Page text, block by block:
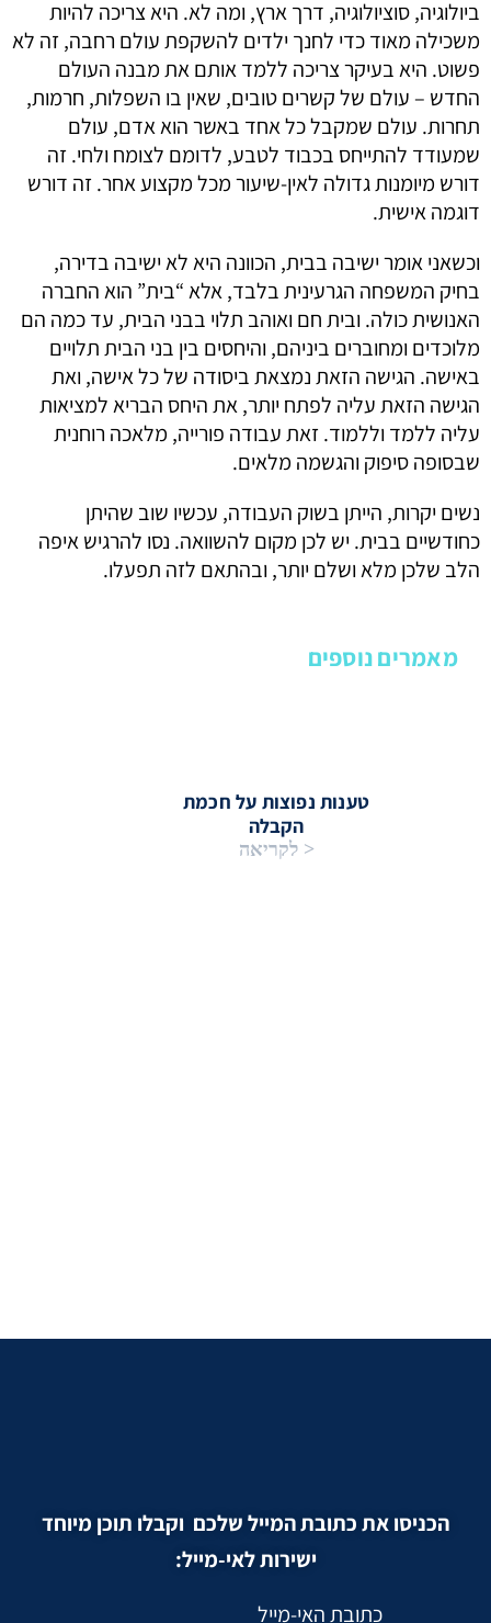
מאמרים נוספים
טענות נפוצות על חכמת
הקבלה
< לקריאה
ביולוגיה, סוציולוגיה, דרך ארץ, ומה לא. היא צריכה להיות
משכילה מאוד כדי לחנך ילדים להשקפת עולם רחבה, זה לא
פשוט. היא בעיקר צריכה ללמד אותם את מבנה העולם
החדש – עולם של קשרים טובים, שאין בו השפלות, חרמות,
תחרות. עולם שמקבל כל אחד באשר הוא אדם, עולם
שמעודד להתייחס בכבוד לטבע, לדומם לצומח ולחי. זה
דורש מיומנות גדולה לאין-שיעור מכל מקצוע אחר. זה דורש
דוגמה אישית.
וכשאני אומר ישיבה בבית, הכוונה היא לא ישיבה בדירה,
בחיק המשפחה הגרעינית בלבד, אלא “בית” הוא החברה
האנושית כולה. ובית חם ואוהב תלוי בבני הבית, עד כמה הם
מלוכדים ומחוברים ביניהם, והיחסים בין בני הבית תלויים
באישה. הגישה הזאת נמצאת ביסודה של כל אישה, ואת
הגישה הזאת עליה לפתח יותר, את היחס הבריא למציאות
עליה ללמד וללמוד. זאת עבודה פורייה, מלאכה רוחנית
שבסופה סיפוק והגשמה מלאים.
נשים יקרות, הייתן בשוק העבודה, עכשיו שוב שהיתן
כחודשיים בבית. יש לכן מקום להשוואה. נסו להרגיש איפה
הלב שלכן מלא ושלם יותר, ובהתאם לזה תפעלו.
הכניסו את כתובת המייל שלכם וקבלו תוכן מיוחד
ישירות לאי-מייל:
כתובת האי-מייל